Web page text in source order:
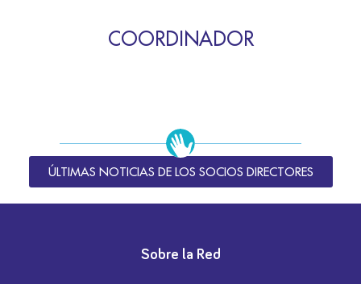
COORDINADOR
ÚLTIMAS NOTICIAS DE LOS SOCIOS DIRECTORES
Sobre la Red